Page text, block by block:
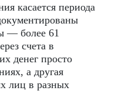
касается периода
— более 61
счета в
денег просто
а другая
лиц в разных